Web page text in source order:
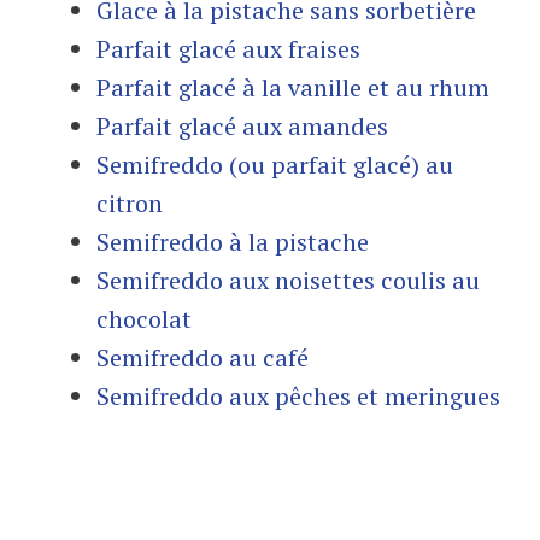
Glace à la pistache sans sorbetière
Parfait glacé aux fraises
Parfait glacé à la vanille et au rhum
Parfait glacé aux amandes
Semifreddo (ou parfait glacé) au
citron
Semifreddo à la pistache
Semifreddo aux noisettes coulis au
chocolat
Semifreddo au café
Semifreddo aux pêches et meringues